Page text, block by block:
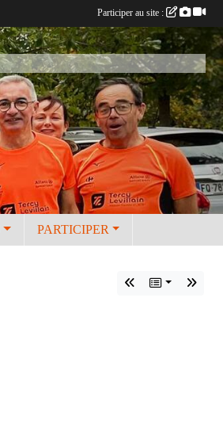
PARTICIPER
Participer au site :